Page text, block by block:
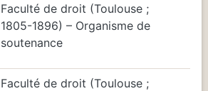
Faculté de droit (Toulouse ;
1805-1896) – Organisme de
soutenance
Faculté de droit (Toulouse ;